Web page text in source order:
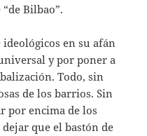
Bilbao”.
en su afán
y por poner a
Todo, sin
de los barrios. Sin
por encima de los
que el bastón de